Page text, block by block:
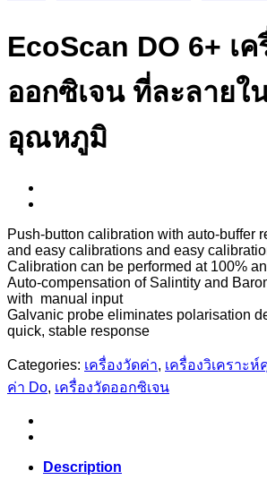
EcoScan DO 6+ เค
ออกซิเจน ที่ละลายใ
อุณหภูมิ
Push-button calibration with auto-buffer
and easy calibrations and easy
Calibration can be performed at 100%
Auto-compensation of Salintity and
with manual input
Galvanic probe eliminates polarisation
quick, stable response
Categories: เครื่องวัดค่า, เครื่องวิเคราะ
ค่า Do, เครื่องวัดออกซิเจน
Description